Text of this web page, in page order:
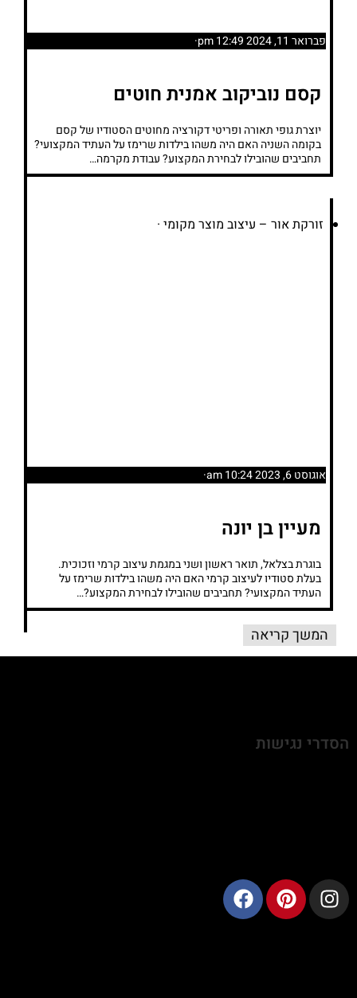
המשך קריאה
פברואר 11, 2024 12:49 pm ·
קסם נוביקוב אמנית חוטים
יוצרת גופי תאורה ופריטי דקורציה מחוטים הסטודיו של קסם
בקומה השניה האם היה משהו בילדות שרימז על העתיד המקצועי?
תחביבים שהובילו לבחירת המקצוע? עבודת מקרמה…
המשך קריאה
זורקת אור – עיצוב מוצר מקומי ·
אוגוסט 6, 2023 10:24 am ·
מעיין בן יונה
בוגרת בצלאל, תואר ראשון ושני במגמת עיצוב קרמי וזכוכית.
בעלת סטודיו לעיצוב קרמי האם היה משהו בילדות שרימז על
העתיד המקצועי? תחביבים שהובילו לבחירת המקצוע?…
המשך קריאה
הסדרי נגישות